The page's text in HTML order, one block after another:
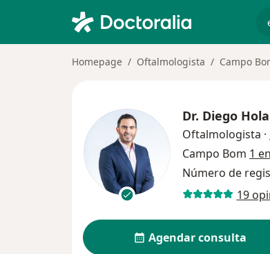
Homepage Oftalmologista Campo
Dr. Diego
Oftalmologista ·
Campo Bom 1
Número de
19
Agendar consulta